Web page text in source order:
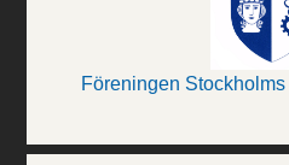
Föreningen